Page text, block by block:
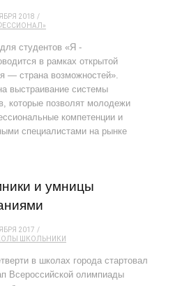
2018
студентов «Я -
в рамках открытой
— страна возможностей».
выстраивание системы
которые позволят молодежи
компетенции и
специалистами на рынке
и умницы
2017
ШКОЛЬНИКИ
в школах города стартовал
Всероссийской олимпиады